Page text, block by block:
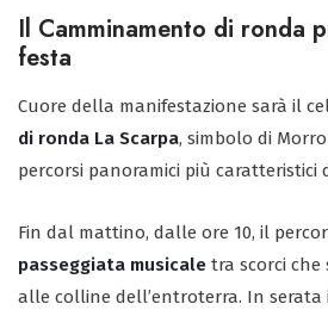
Il Camminamento di ronda
festa
Cuore della manifestazione sarà il
di ronda La Scarpa, simbolo di
percorsi panoramici più caratteristici
Fin dal mattino, dalle ore 10, il
passeggiata musicale tra scorci che
alle colline dell’entroterra. In